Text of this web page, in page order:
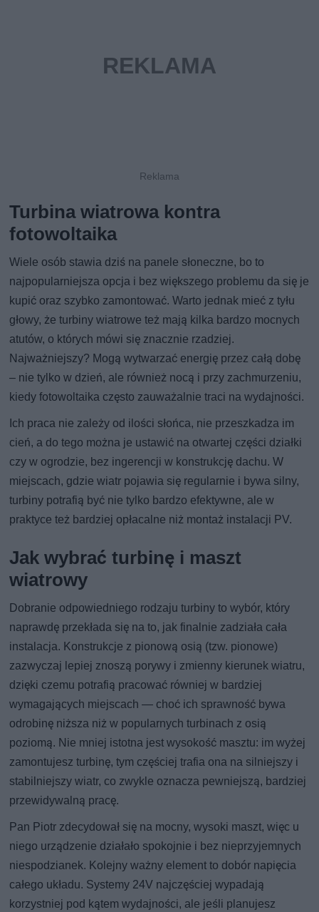
Turbina wiatrowa kontra
fotowoltaika
Wiele osób stawia dziś na panele słoneczne, bo to
najpopularniejsza opcja i bez większego problemu da się je
kupić oraz szybko zamontować. Warto jednak mieć z tyłu
głowy, że turbiny wiatrowe też mają kilka bardzo mocnych
atutów, o których mówi się znacznie rzadziej.
Najważniejszy? Mogą wytwarzać energię przez całą dobę
– nie tylko w dzień, ale również nocą i przy zachmurzeniu,
kiedy fotowoltaika często zauważalnie traci na wydajności.
Ich praca nie zależy od ilości słońca, nie przeszkadza im
cień, a do tego można je ustawić na otwartej części działki
czy w ogrodzie, bez ingerencji w konstrukcję dachu. W
miejscach, gdzie wiatr pojawia się regularnie i bywa silny,
turbiny potrafią być nie tylko bardzo efektywne, ale w
praktyce też bardziej opłacalne niż montaż instalacji PV.
Jak wybrać turbinę i maszt
wiatrowy
Dobranie odpowiedniego rodzaju turbiny to wybór, który
naprawdę przekłada się na to, jak finalnie zadziała cała
instalacja. Konstrukcje z pionową osią (tzw. pionowe)
zazwyczaj lepiej znoszą porywy i zmienny kierunek wiatru,
dzięki czemu potrafią pracować równiej w bardziej
wymagających miejscach — choć ich sprawność bywa
odrobinę niższa niż w popularnych turbinach z osią
poziomą. Nie mniej istotna jest wysokość masztu: im wyżej
zamontujesz turbinę, tym częściej trafia ona na silniejszy i
stabilniejszy wiatr, co zwykle oznacza pewniejszą, bardziej
przewidywalną pracę.
Pan Piotr zdecydował się na mocny, wysoki maszt, więc u
niego urządzenie działało spokojnie i bez nieprzyjemnych
niespodzianek. Kolejny ważny element to dobór napięcia
całego układu. Systemy 24V najczęściej wypadają
korzystniej pod kątem wydajności, ale jeśli planujesz